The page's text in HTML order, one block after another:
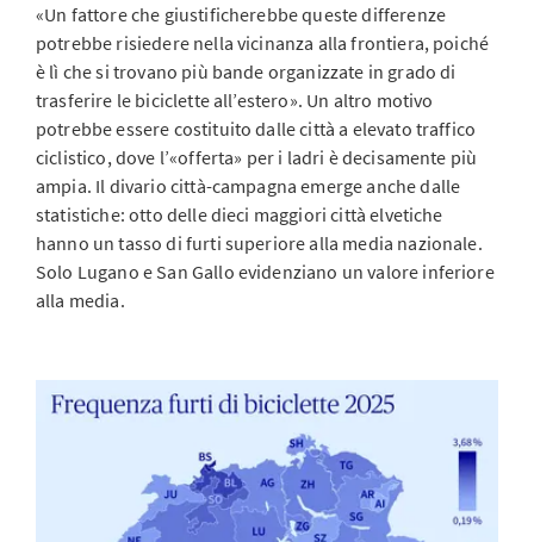
«Un fattore che giustificherebbe queste differenze
potrebbe risiedere nella vicinanza alla frontiera, poiché
è lì che si trovano più bande organizzate in grado di
trasferire le biciclette all’estero». Un altro motivo
potrebbe essere costituito dalle città a elevato traffico
ciclistico, dove l’«offerta» per i ladri è decisamente più
ampia. Il divario città-campagna emerge anche dalle
statistiche: otto delle dieci maggiori città elvetiche
hanno un tasso di furti superiore alla media nazionale.
Solo Lugano e San Gallo evidenziano un valore inferiore
alla media.